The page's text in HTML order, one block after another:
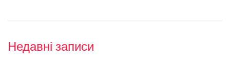
Недавні записи